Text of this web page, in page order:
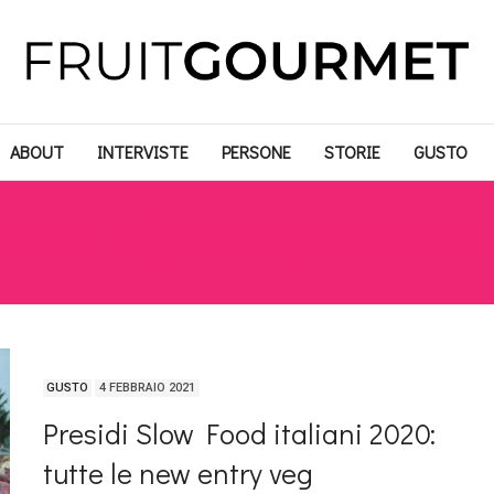
ABOUT INTERVISTE PERSONE STORIE GUSTO
GUSTO 4 FEBBRAIO 2021
Presidi Slow Food italiani 2020:
tutte le new entry veg